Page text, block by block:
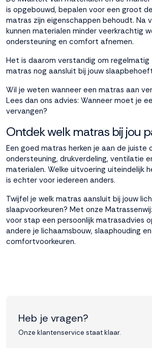
is opgebouwd, bepalen voor een groot
matras zijn eigenschappen behoudt. Na
kunnen materialen minder veerkrachtig
ondersteuning en comfort afnemen.
Het is daarom verstandig om
matras nog aansluit bij jouw
Wil je weten wanneer een matras aan
Lees dan ons advies: Wanneer moet je
vervangen?
Ontdek welk matras bij jou
Een goed matras herken je aan de juiste
ondersteuning, drukverdeling, ventilatie
materialen. Welke uitvoering uiteindelijk
is echter voor iedereen anders.
Twijfel je welk matras aansluit bij jouw
slaapvoorkeuren? Met onze
voor stap een persoonlijk matrasadvies
andere je lichaamsbouw, slaaphouding en
comfortvoorkeuren.
Heb je vragen?
Onze klantenservice staat klaar.